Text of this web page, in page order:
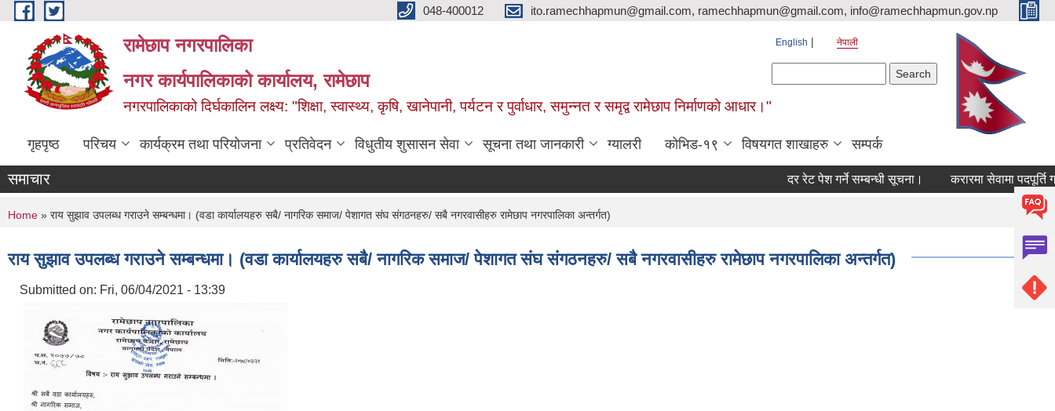
Skip to main content 048-400012 ito.ramechhapmun@gmail.com, ramechhapmun@gmail.com, info@ramechhapmun.gov.np
रामेछाप नगरपालिका
नगर कार्यपालिकाको कार्यालय, रामेछाप
नगरपालिकाको दिर्घकालिन लक्ष्य: "शिक्षा, स्वास्थ्य, कृषि, खानेपानी, पर्यटन र पुर्वाधार, समुन्नत र समृद्व रामेछाप निर्माणको आधार।"
English नेपाली
गृहपृष्ठ परिचय कार्यक्रम तथा परियोजना प्रतिवेदन विधुतीय शुसासन सेवा सूचना तथा जानकारी ग्यालरी कोभिड-१९ विषयगत शाखाहरु सम्पर्क
समाचार दर रेट पेश गर्ने सम्बन्धी सूचना। करारमा सेवामा पदपूर्ति गर्ने
You are here
Home » राय सुझाव उपलब्ध गराउने सम्बन्धमा। (वडा कार्यालयहरु सबै/ नागरिक समाज/ पेशागत संघ संगठनहरु/ सबै नगरवासीहरु रामेछाप नगरपालिका अन्तर्गत)
राय सुझाव उपलब्ध गराउने सम्बन्धमा। (वडा कार्यालयहरु सबै/ नागरिक समाज/ पेशागत संघ संगठनहरु/ सबै नगरवासीहरु रामेछाप नगरपालिका अन्तर्गत)
Submitted on: Fri, 06/04/2021 - 13:39